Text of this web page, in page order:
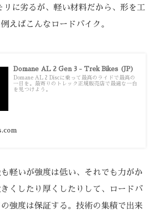
リに劣るが、軽い材料だから、形を工
えばこんなロードバイク。
Domane AL 2 Gen 3 - Trek Bikes (JP)
Domane AL 2 Discに乗って最高のライドで最高の
一日を。最寄りのトレック正規販売店で最適な一台
を見つけよう。
軽いが強度は低い、それでも力がか
くしたり厚くしたりして、ロードバ
強度は保証する。技術の集積で出来